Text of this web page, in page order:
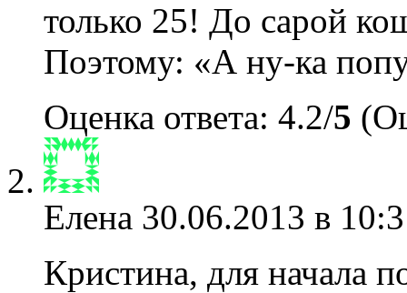
только 25! До сарой
Поэтому: «А ну-ка
Оценка ответа: 4.2/5
Елена 30.06.2013 в
Кристина, для начала